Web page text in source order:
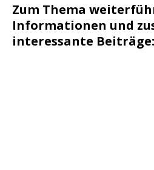
Zum Thema
Informationen und
interessante Beiträge: